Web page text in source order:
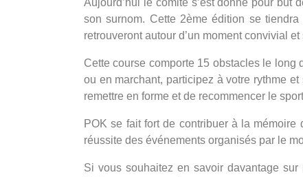
son surnom. Cette 2ème édition se
retrouveront autour d’un moment convivial et
Cette course comporte 15 obstacles le long
ou en marchant, participez à votre rythme
remettre en forme et de recommencer le
POK se fait fort de contribuer à la
réussite des événements organisés par le
Si vous souhaitez en savoir davantage